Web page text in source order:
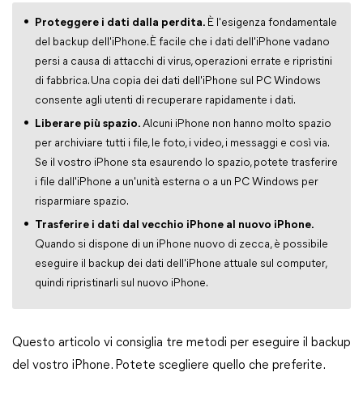
Proteggere i dati dalla perdita. È l'esigenza fondamentale
del backup dell'iPhone. È facile che i dati dell'iPhone vadano
persi a causa di attacchi di virus, operazioni errate e ripristini
di fabbrica. Una copia dei dati dell'iPhone sul PC Windows
consente agli utenti di recuperare rapidamente i dati.
Liberare più spazio. Alcuni iPhone non hanno molto spazio
per archiviare tutti i file, le foto, i video, i messaggi e così via.
Se il vostro iPhone sta esaurendo lo spazio, potete trasferire
i file dall'iPhone a un'unità esterna o a un PC Windows per
risparmiare spazio.
Trasferire i dati dal vecchio iPhone al nuovo iPhone.
Quando si dispone di un iPhone nuovo di zecca, è possibile
eseguire il backup dei dati dell'iPhone attuale sul computer,
quindi ripristinarli sul nuovo iPhone.
Questo articolo vi consiglia tre metodi per eseguire il backup
del vostro iPhone. Potete scegliere quello che preferite.